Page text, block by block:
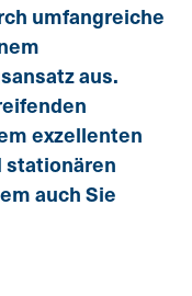
umfangreiche
aus.
exzellenten
stationären
auch Sie